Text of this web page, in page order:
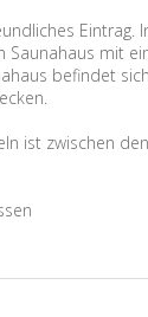
Eintrag.
Saunahaus mit
befindet
ist zwischen